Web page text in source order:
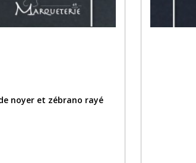
noyer et zébrano rayé